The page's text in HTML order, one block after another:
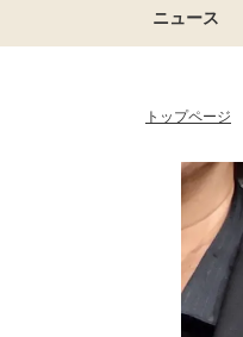
ニュース
トップページ